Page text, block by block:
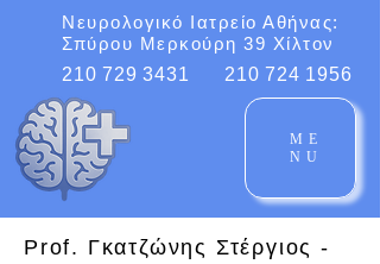
Νευρολογικό Ιατρείο Αθήνας:
Σπύρου Μερκούρη 39 Χίλτον
210 729 3431
210 724 1956
ME
NU
Prof. Γκατζώνης Στέργιος -